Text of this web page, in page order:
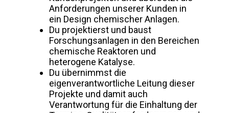
Anforderungen unserer Kunden in
ein Design chemischer Anlagen.
Du projektierst und baust
Forschungsanlagen in den Bereichen
chemische Reaktoren und
heterogene Katalyse.
Du übernimmst die
eigenverantwortliche Leitung dieser
Projekte und damit auch
Verantwortung für die Einhaltung der